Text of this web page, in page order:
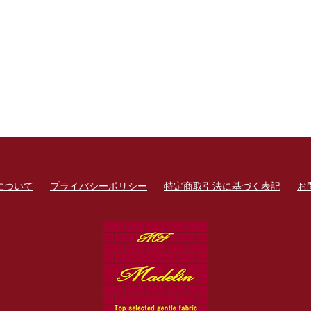
ついて プライバシーポリシー 特定商取引法に基づく表記 お